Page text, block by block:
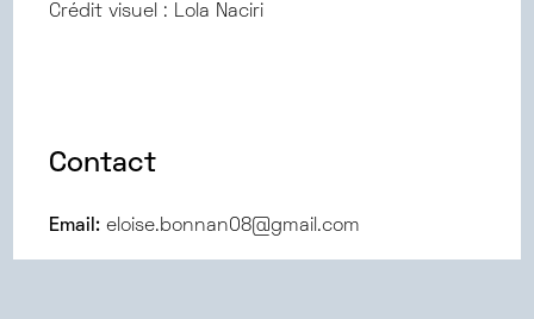
Crédit visuel : Lola Naciri
Contact
Email: eloise.bonnan08@gmail.com